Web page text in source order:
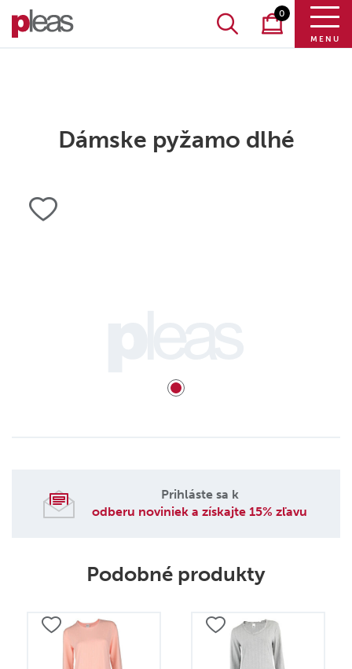
0
MENU
Dámske pyžamo dlhé
Prihláste sa k
odberu noviniek a získajte 15% zľavu
Podobné produkty